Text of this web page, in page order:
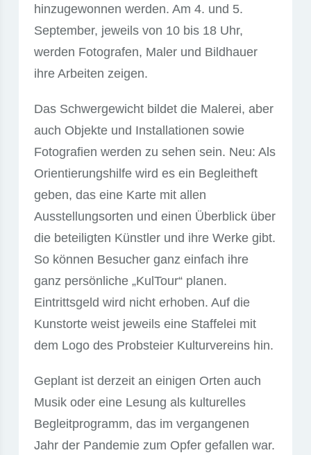
hinzugewonnen werden. Am 4. und 5.
September, jeweils von 10 bis 18 Uhr,
werden Fotografen, Maler und Bildhauer
ihre Arbeiten zeigen.
Das Schwergewicht bildet die Malerei, aber
auch Objekte und Installationen sowie
Fotografien werden zu sehen sein. Neu: Als
Orientierungshilfe wird es ein Begleitheft
geben, das eine Karte mit allen
Ausstellungsorten und einen Überblick über
die beteiligten Künstler und ihre Werke gibt.
So können Besucher ganz einfach ihre
ganz persönliche „KulTour“ planen.
Eintrittsgeld wird nicht erhoben. Auf die
Kunstorte weist jeweils eine Staffelei mit
dem Logo des Probsteier Kulturvereins hin.
Geplant ist derzeit an einigen Orten auch
Musik oder eine Lesung als kulturelles
Begleitprogramm, das im vergangenen
Jahr der Pandemie zum Opfer gefallen war.